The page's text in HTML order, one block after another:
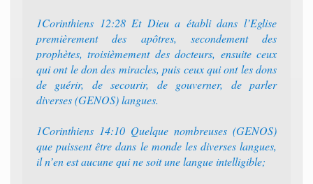
1Corinthiens 12:28 Et Dieu a établi dans l’Eglise
premièrement des apôtres, secondement des
prophètes, troisièmement des docteurs, ensuite ceux
qui ont le don des miracles, puis ceux qui ont les dons
de guérir, de secourir, de gouverner, de parler
diverses (GENOS) langues.
1Corinthiens 14:10 Quelque nombreuses (GENOS)
que puissent être dans le monde les diverses langues,
il n’en est aucune qui ne soit une langue intelligible;